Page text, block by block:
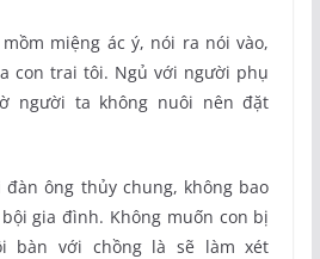
miệng ác ý, nói ra nói vào,
con trai tôi. Ngủ với người phụ
người ta không nuôi nên đặt
ông thủy chung, không bao
gia đình. Không muốn con bị
bàn với chồng là sẽ làm xét